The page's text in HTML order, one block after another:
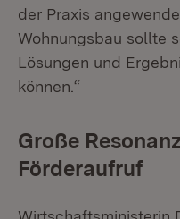
der Praxis
Wohnungsbau sollte
Lösungen und
können.“
Große
Förderaufruf